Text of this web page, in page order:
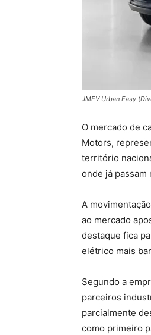
JMEV Urban Easy
O mercado de
Motors,
território
onde já
A
ao mercado
destaque fica
elétrico mais
Segundo a
parceiros
parcialmente
como primeiro